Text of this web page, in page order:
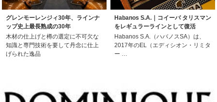
グレンモーレンジィ30年、ラインナ
ップ史上最長熟成の30年
木材の仕上げと樽の選定に不可欠な
知識と専門技術を要して丹念に仕上
げられた逸品
Habanos S.A.｜コイーバ タリスマン
をレギュラーラインとして復活
Habanos S.A.（ハバノスSA）は、
2017年のEL（エディシオン・リミタ
ー …